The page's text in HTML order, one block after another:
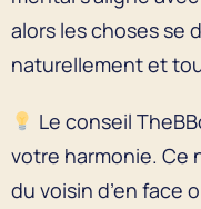
alors les choses se
naturellement et
Le conseil
votre harmonie. Ce
du voisin d’en face